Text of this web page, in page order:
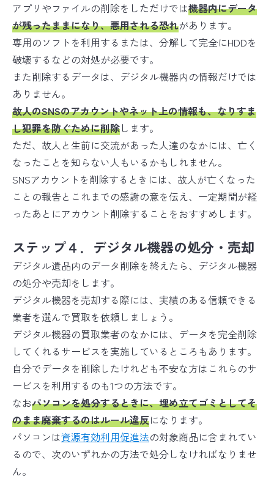
アプリやファイルの削除をしただけでは機器内にデータ
が残ったままになり、悪用される恐れがあります。
専用のソフトを利用するまたは、分解して完全にHDDを
破壊するなどの対処が必要です。
また削除するデータは、デジタル機器内の情報だけでは
ありません。
故人のSNSのアカウントやネット上の情報も、なりすま
し犯罪を防ぐために削除します。
ただ、故人と生前に交流があった人達のなかには、亡く
なったことを知らない人もいるかもしれません。
SNSアカウントを削除するときには、故人が亡くなった
ことの報告とこれまでの感謝の意を伝え、一定期間が経
ったあとにアカウント削除することをおすすめします。
ステップ４．デジタル機器の処分・売却
デジタル遺品内のデータ削除を終えたら、デジタル機器
の処分や売却をします。
デジタル機器を売却する際には、実績のある信頼できる
業者を選んで買取を依頼しましょう。
デジタル機器の買取業者のなかには、データを完全削除
してくれるサービスを実施しているところもあります。
自分でデータを削除したけれども不安な方はこれらのサ
ービスを利用するのも1つの方法です。
なおパソコンを処分するときに、埋め立てゴミとしてそ
のまま廃棄するのはルール違反になります。
パソコンは資源有効利用促進法の対象商品に含まれてい
るので、次のいずれかの方法で処分しなければなりませ
ん。